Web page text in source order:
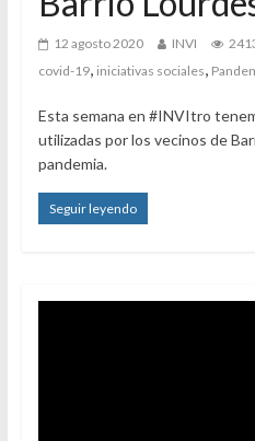
12 agosto 2020 INVI
covid-19, iniciativas sociales,
Esta semana en #INVItro
utilizadas por los vecinos de
pandemia.
Seguir leyendo